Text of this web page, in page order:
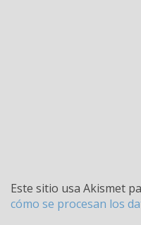
Este sitio usa Akismet
cómo se procesan los